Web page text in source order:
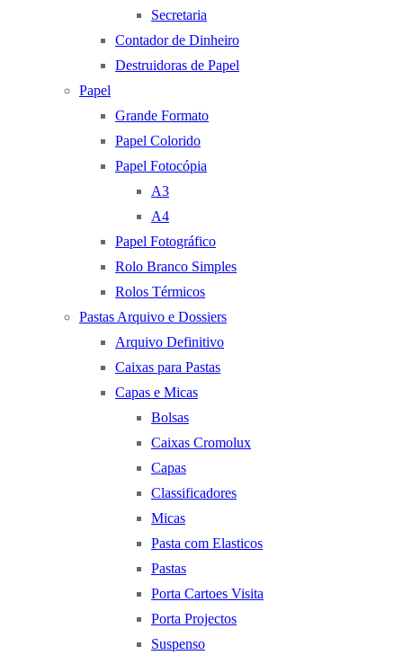
Secretaria
Contador de Dinheiro
Destruidoras de Papel
Papel
Grande Formato
Papel Colorido
Papel Fotocópia
A3
A4
Papel Fotográfico
Rolo Branco Simples
Rolos Térmicos
Pastas Arquivo e Dossiers
Arquivo Definitivo
Caixas para Pastas
Capas e Micas
Bolsas
Caixas Cromolux
Capas
Classificadores
Micas
Pasta com Elasticos
Pastas
Porta Cartoes Visita
Porta Projectos
Suspenso